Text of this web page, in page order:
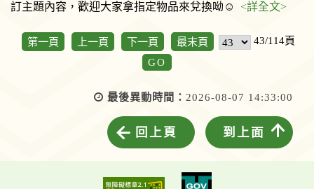
訂主題內容，歡迎大家拿指定物品來兌換呦☺️ <詳全文>
第一頁 上一頁 下一頁 最末頁
43/114頁
GO
最後異動時間： 2026-08-07 14:33:00
回上頁 到上面